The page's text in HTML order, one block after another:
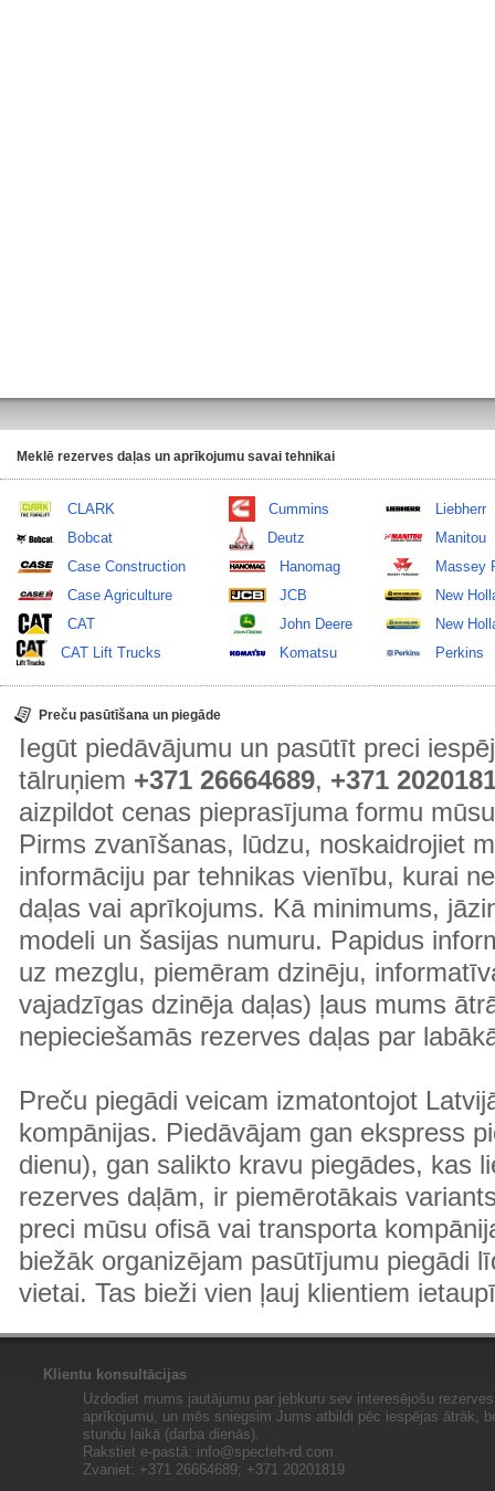
Meklē rezerves daļas un aprīkojumu savai tehnikai
CLARK
Bobcat
Case Construction
Case Agriculture
CAT
CAT Lift Trucks
Cummins
Deutz
Hanomag
JCB
John Deere
Komatsu
Liebherr
Manitou
Massey
New
New
Perkins
Preču pasūtīšana un piegāde
Iegūt piedāvājumu un pasūtīt preci
tālruņiem +371 26664689, +371
aizpildot cenas pieprasījuma formu
Pirms zvanīšanas, lūdzu, noskaidrojiet
informāciju par tehnikas vienību, kurai
daļas vai aprīkojums. Kā minimums,
modeli un šasijas numuru. Papidus
uz mezglu, piemēram dzinēju,
vajadzīgas dzinēja daļas) ļaus mums
nepieciešamās rezerves daļas par
Preču piegādi veicam izmatontojot
kompānijas. Piedāvājam gan ekspress
dienu), gan salikto kravu piegādes, kas
rezerves daļām, ir piemērotākais
preci mūsu ofisā vai transporta
biežāk organizējam pasūtījumu piegādi
vietai. Tas bieži vien ļauj klientiem
Klientu konsultācijas
Uzdodiet mums jautājumu par jebkuru sev interesējošu
aprīkojumu, un mēs sniegsim Jums atbildi pēc iespējas ātrāk,
stundu laikā (darba dienās).
Rakstiet e-pastā: info@specteh-rd.com
Zvaniet: +371 26664689; +371 20201819